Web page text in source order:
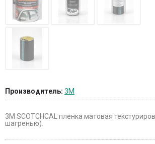
Производитель: 3M
3М SCOTCHCAL пленка матовая
шагренью).